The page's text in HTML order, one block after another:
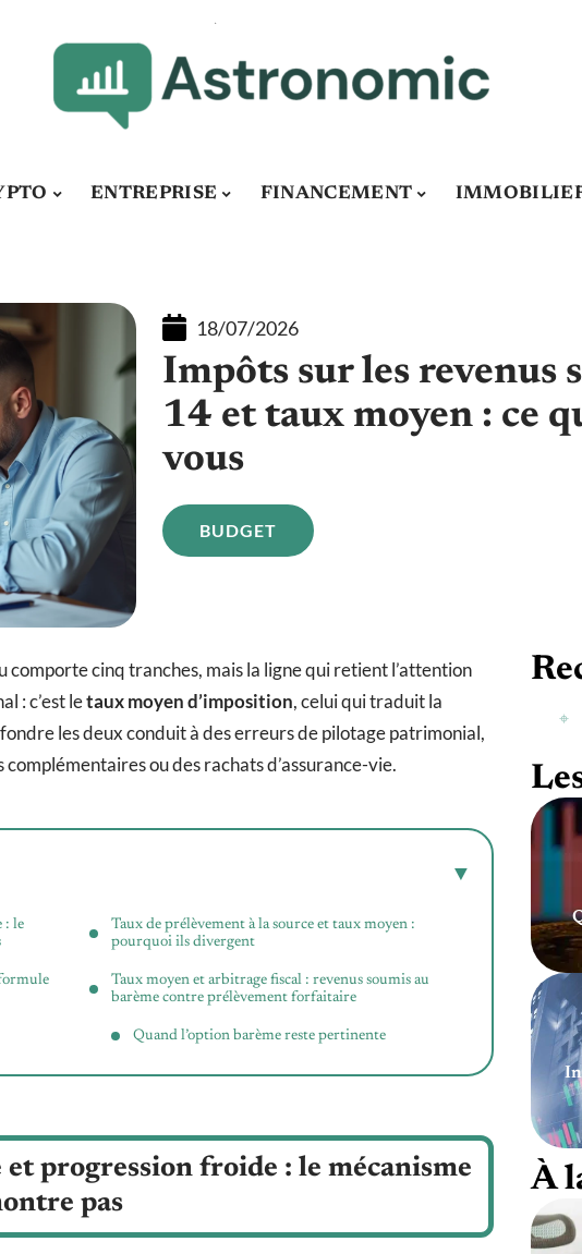
ENTREPRISE FINANCEMENT
18/07/2026
Impôts sur les revenus
14 et taux moyen : ce
vous
BUDGET
comporte cinq tranches, mais la ligne qui retient l’attention
: c’est letaux moyen d’imposition, celui qui traduit la
les deux conduit à des erreurs de pilotage patrimonial,
ou des rachats d’assurance-vie.
: le
Taux de prélèvement à la source et taux moyen :
pourquoi ils divergent
Taux moyen et arbitrage fiscal : revenus soumis au
barème contre prélèvement forfaitaire
Quand l’option barème reste pertinente
progression froide : le mécanisme
pas
À